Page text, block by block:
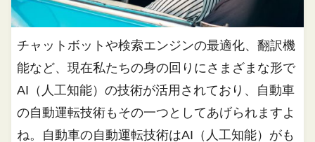
チャットボットや検索エンジンの最適化、翻訳機
能など、現在私たちの身の回りにさまざまな形で
AI（人工知能）の技術が活用されており、自動車
の自動運転技術もその一つとしてあげられますよ
ね。自動車の自動運転技術はAI（人工知能）がも